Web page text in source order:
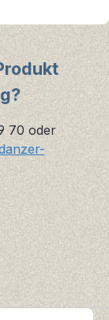
70 oder